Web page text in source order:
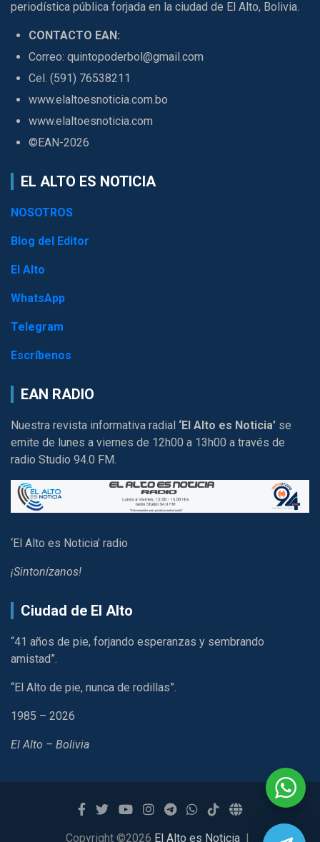
periodística pública forjada en la ciudad de El Alto, Bolivia.
CONTACTO EAN:
Correo: quintopoderbol@gmail.com
Cel. (591) 76538211
www.elaltoesnoticia.com.bo
www.elaltoesnoticia.com
©EAN-2026
EL ALTO ES NOTICIA
NOSOTROS
Blog del Editor
El Alto
WhatsApp
Telegram
Escríbenos
EAN RADIO
Nuestra revista informativa radial ‘El Alto es Noticia’ se
emite de lunes a viernes de 12h00 a 13h00 a través de
radio Studio 94.0 FM.
‘El Alto es Noticia’ radio
¡Sintonízanos!
Ciudad de El Alto
“41 años de pie, forjando esperanzas y sembrando
amistad”.
“El Alto de pie, nunca de rodillas”.
1985 – 2026
El Alto – Bolivia
Copyright ©2026 El Alto es Noticia